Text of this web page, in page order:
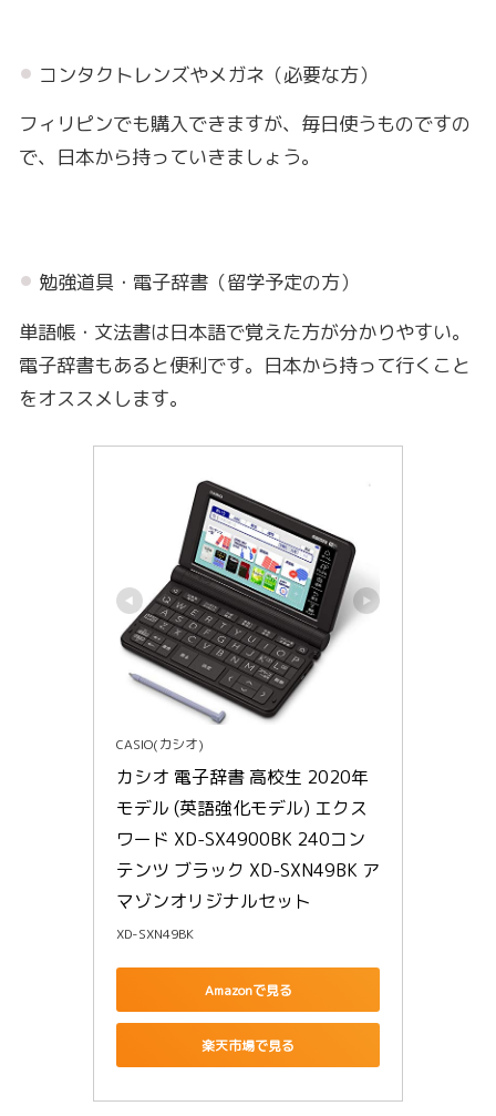
コンタクトレンズやメガネ（必要な方）
フィリピンでも購入できますが、毎日使うものですの
で、日本から持っていきましょう。
勉強道具・電子辞書（留学予定の方）
単語帳・文法書は日本語で覚えた方が分かりやすい。
電子辞書もあると便利です。日本から持って行くこと
をオススメします。
CASIO(カシオ)
カシオ 電子辞書 高校生 2020年
モデル (英語強化モデル) エクス
ワード XD-SX4900BK 240コン
テンツ ブラック XD-SXN49BK ア
マゾンオリジナルセット
XD-SXN49BK
Amazonで見る
楽天市場で見る